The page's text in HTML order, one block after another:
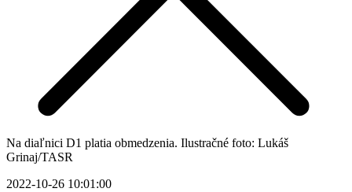
Na diaľnici D1 platia obmedzenia. Ilustračné foto: Lukáš
Grinaj/TASR
2022-10-26 10:01:00